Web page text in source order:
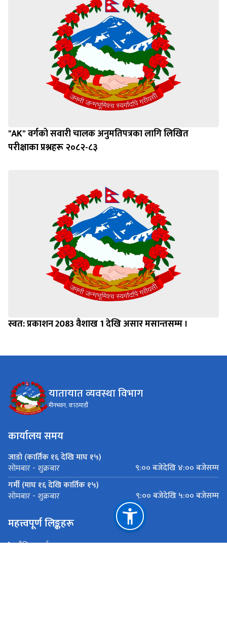
"AK" वर्गको सवारी चालक अनुमतिपत्रका लागि लिखित
परीक्षाका प्रश्नहरू २०८२-८३
स्वत: प्रकाशन 2083 वैशाख 1 देखि असार मसान्तसम्म ।
यातायात व्यवस्था विभाग
मीनभवन, काठमाडौं
कार्यालय समय
जाडो (कार्तिक १६ देखि माघ १५)
सोमबार - शुक्रबार
९:०० बजेदेखि ४:०० बजेसम्म
गर्मी (माघ १६ देखि कार्तिक १५)
सोमबार - शुक्रबार ९:०० बजेदेखि ५:०० बजेसम्म
महत्त्वपूर्ण लिङ्कहरू
भौतिक पूर्वाधार तथा यातायात मन्त्रालय